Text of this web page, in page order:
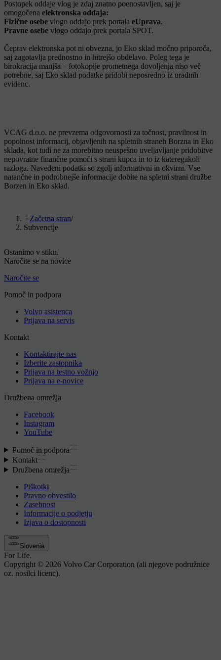
Postopek oddaje vlog je zdaj znatno poenostavljen, saj je
omogočena elektronska oddaja:
Fizične osebe vlogo oddajo prek portala eUprava.
Pravne osebe vlogo oddajo prek portala SPOT.
Čeprav elektronska pot ni obvezna, jo Eko sklad močno priporoča,
saj zagotavlja prednostno in hitrejšo obdelavo. Poleg tega je
birokracija manjša – fotokopije prometnega dovoljenja niso več
potrebne, saj Eko sklad podatke pridobi neposredno iz uradnih
evidenc.
VCAG d.o.o. ne prevzema odgovornosti za točnost, pravilnost in
popolnost informacij, objavljenih na spletnih straneh Borzna in Eko
sklada, kot tudi ne za morebitno neuspešno uveljavljanje pridobitve
nepovratne finančne pomoči s strani kupca in to iz kateregakoli
razloga. Navedeni podatki so zgolj informativni in okvirni. Vse
natančne in podrobnejše informacije dobite na spletni strani družbe
Borzen in Eko sklad.
Začetna stran/
Subvencije